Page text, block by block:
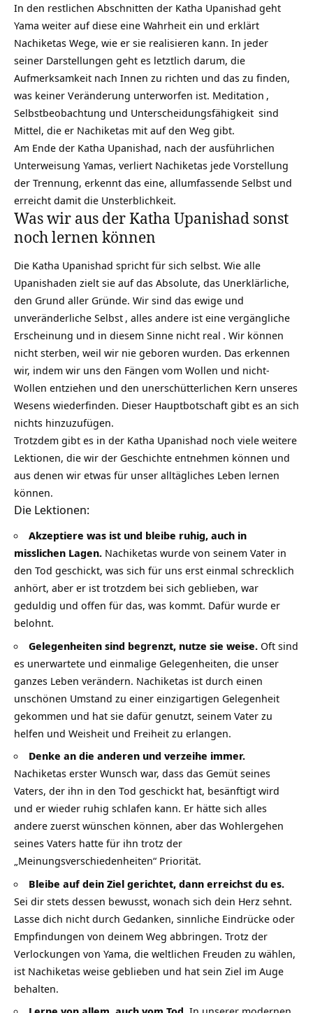
In den restlichen Abschnitten der Katha Upanishad geht
Yama weiter auf diese eine Wahrheit ein und erklärt
Nachiketas Wege, wie er sie realisieren kann. In jeder
seiner Darstellungen geht es letztlich darum, die
Aufmerksamkeit nach Innen zu richten und das zu finden,
was keiner Veränderung unterworfen ist. Meditation ,
Selbstbeobachtung und Unterscheidungsfähigkeit sind
Mittel, die er Nachiketas mit auf den Weg gibt.
Am Ende der Katha Upanishad, nach der ausführlichen
Unterweisung Yamas, verliert Nachiketas jede Vorstellung
der Trennung, erkennt das eine, allumfassende Selbst und
erreicht damit die Unsterblichkeit.
Was wir aus der Katha Upanishad sonst
noch lernen können
Die Katha Upanishad spricht für sich selbst. Wie alle
Upanishaden zielt sie auf das Absolute, das Unerklärliche,
den Grund aller Gründe. Wir sind das ewige und
unveränderliche Selbst , alles andere ist eine vergängliche
Erscheinung und in diesem Sinne nicht real . Wir können
nicht sterben, weil wir nie geboren wurden. Das erkennen
wir, indem wir uns den Fängen vom Wollen und nicht-
Wollen entziehen und den unerschütterlichen Kern unseres
Wesens wiederfinden. Dieser Hauptbotschaft gibt es an sich
nichts hinzuzufügen.
Trotzdem gibt es in der Katha Upanishad noch viele weitere
Lektionen, die wir der Geschichte entnehmen können und
aus denen wir etwas für unser alltägliches Leben lernen
können.
Die Lektionen:
Akzeptiere was ist und bleibe ruhig, auch in
misslichen Lagen. Nachiketas wurde von seinem Vater in
den Tod geschickt, was sich für uns erst einmal schrecklich
anhört, aber er ist trotzdem bei sich geblieben, war
geduldig und offen für das, was kommt. Dafür wurde er
belohnt.
Gelegenheiten sind begrenzt, nutze sie weise. Oft sind
es unerwartete und einmalige Gelegenheiten, die unser
ganzes Leben verändern. Nachiketas ist durch einen
unschönen Umstand zu einer einzigartigen Gelegenheit
gekommen und hat sie dafür genutzt, seinem Vater zu
helfen und Weisheit und Freiheit zu erlangen.
Denke an die anderen und verzeihe immer.
Nachiketas erster Wunsch war, dass das Gemüt seines
Vaters, der ihn in den Tod geschickt hat, besänftigt wird
und er wieder ruhig schlafen kann. Er hätte sich alles
andere zuerst wünschen können, aber das Wohlergehen
seines Vaters hatte für ihn trotz der
„Meinungsverschiedenheiten“ Priorität.
Bleibe auf dein Ziel gerichtet, dann erreichst du es.
Sei dir stets dessen bewusst, wonach sich dein Herz sehnt.
Lasse dich nicht durch Gedanken, sinnliche Eindrücke oder
Empfindungen von deinem Weg abbringen. Trotz der
Verlockungen von Yama, die weltlichen Freuden zu wählen,
ist Nachiketas weise geblieben und hat sein Ziel im Auge
behalten.